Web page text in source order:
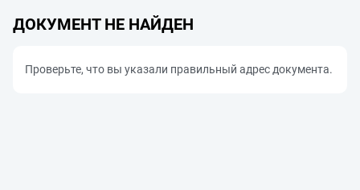
ДОКУМЕНТ НЕ НАЙДЕН
Проверьте, что вы указали правильный адрес документа.